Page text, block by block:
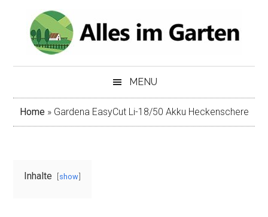
content
secondary
menu
MENU
Home» Gardena EasyCut Li-18/50 Akku Heckenschere
Inhalte show